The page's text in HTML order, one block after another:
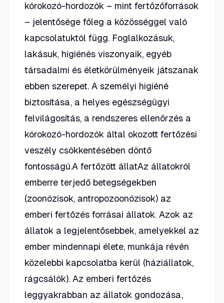
kórokozó-hordozók – mint fertőzőforrások
– jelentősége főleg a közösséggel való
kapcsolatuktól függ. Foglalkozásuk,
lakásuk, higiénés viszonyaik, egyéb
társadalmi és életkörülményeik játszanak
ebben szerepet. A személyi higiéné
biztosítása, a helyes egészségügyi
felvilágosítás, a rendszeres ellenőrzés a
kórokozó-hordozók által okozott fertőzési
veszély csökkentésében döntő
fontosságú.A fertőzött állatAz állatokról
emberre terjedő betegségekben
(zoonózisok, antropozoonózisok) az
emberi fertőzés forrásai állatok. Azok az
állatok a legjelentősebbek, amelyekkel az
ember mindennapi élete, munkája révén
közelebbi kapcsolatba kerül (háziállatok,
rágcsálók). Az emberi fertőzés
leggyakrabban az állatok gondozása,